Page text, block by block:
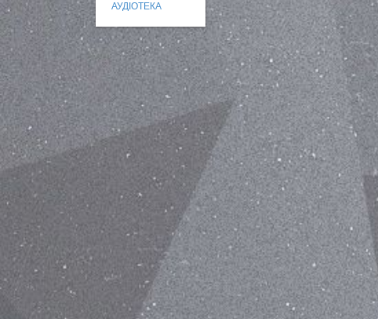
АУДІОТЕКА